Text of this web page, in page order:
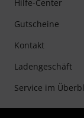
Hilfe-Center
Gutscheine
Kontakt
Ladengeschäft
Service im